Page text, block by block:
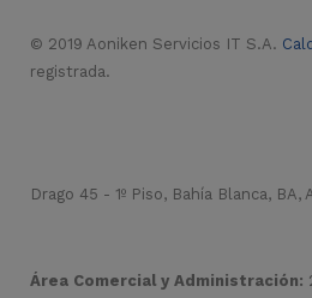
© 2019 Aoniken Servicios IT S.A.
registrada.
Drago 45 - 1º Piso, Bahía Blanca, BA,
Área Comercial y Administración: